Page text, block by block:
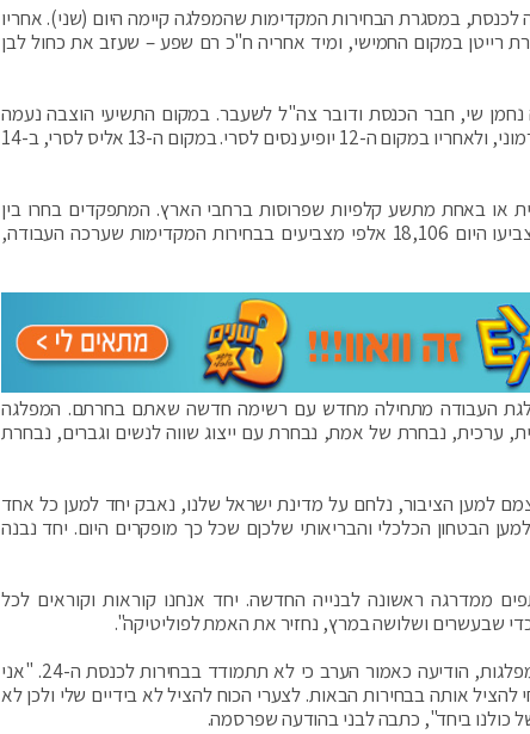
במסגרת הבחירות המקדימות שהמפלגה קיימה היום (שני). אחריו
רייטן במקום החמישי, ומיד אחריה ח"כ רם שפע – שעזב את כחול לבן
שי, חבר הכנסת ודובר צה"ל לשעבר. במקום התשיעי הוצבה נעמה
לזימי ובמקום העשירי יוצב גיל ביילין. במקום ה-11 ישובץ ערן חרמוני, ולאחריו במקום ה-12 יופיע נסים לסרי. במקום ה-13 אליס לסרי, ב-14
או באחת מתשע קלפיות שפרוסות ברחבי הארץ. המתפקדים בחרו בין
חמישה לשבעה מועמדים מבין 62 המתמודדים. בסך הכול הצביעו היום 18,106 אלפי מצביעים בבחירות המקדימות שערכה העבודה,
העבודה מתחילה מחדש עם רשימה חדשה שאתם בחרתם. המפלגה
ערכית, נבחרת של אמת, נבחרת עם ייצוג שווה לנשים וגברים, נבחרת
למען הציבור, נלחם על מדינת ישראל שלנו, נאבק יחד למען כל אחד
הבטחון הכלכלי והבריאותי שלכןם שכל כך מופקרים היום. יחד נבנה
ממדרגה ראשונה לבנייה החדשה. יחד אנחנו קוראות וקוראים לכל
שבעשרים ושלושה במרץ, נחזיר את האמת לפוליטיקה".
בתוך כך, שרת החוץ לשעבר ציפי לבני, שחוזרה על ידי כמה מפלגות, הודיעה כאמור הערב כי לא תתמודד בבחירות לכנסת ה-24. "אני
אותה בבחירות הבאות. לצערי הכוח להציל לא בידיים שלי ולכן לא
כולנו ביחד", כתבה לבני בהודעה שפרסמה.